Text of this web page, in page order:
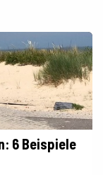
6 Beispiele